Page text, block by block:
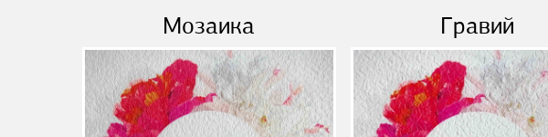
Мозаика Гравий